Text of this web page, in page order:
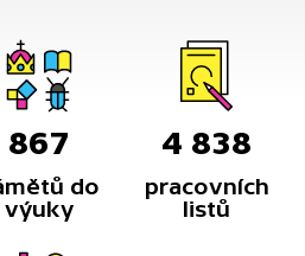
867
do
výuky
4 838
pracovních
listů